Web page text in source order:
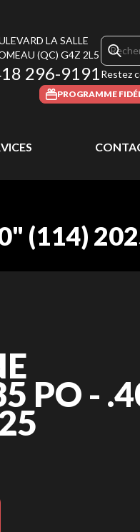
LA SALLE
(QC) G4Z 2L5
296-9191Restez
PROGRAMME
(114)
PO -